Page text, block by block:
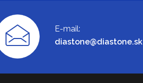
E-mail:
diastone@diastone.sk